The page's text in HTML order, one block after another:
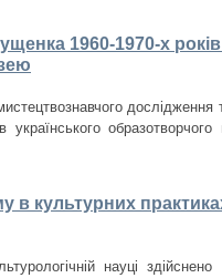
1960-1970-х
українського
в культурних
науці